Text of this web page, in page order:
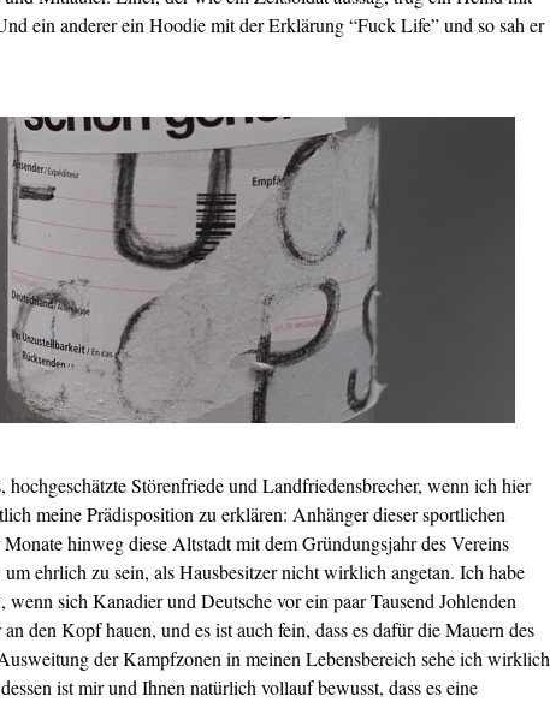
ein anderer ein Hoodie mit der Erklärung “Fuck Life” und so sah er
hochgeschätzte Störenfriede und Landfriedensbrecher, wenn ich hier
meine Prädisposition zu erklären: Anhänger dieser sportlichen
hinweg diese Altstadt mit dem Gründungsjahr des Vereins
ehrlich zu sein, als Hausbesitzer nicht wirklich angetan. Ich habe
wenn sich Kanadier und Deutsche vor ein paar Tausend Johlenden
den Kopf hauen, und es ist auch fein, dass es dafür die Mauern des
der Kampfzonen in meinen Lebensbereich sehe ich wirklich
ist mir und Ihnen natürlich vollauf bewusst, dass es eine